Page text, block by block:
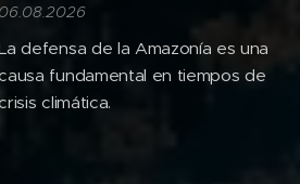
06.08.2026
defensa de la Amazonía es una
fundamental en tiempos de
climática.